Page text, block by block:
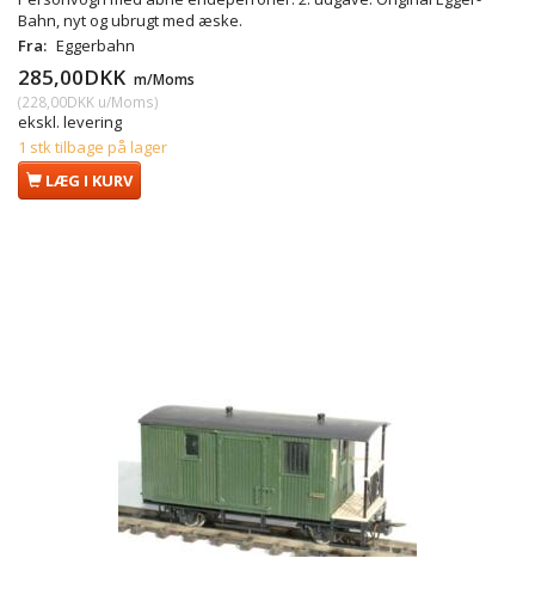
Bahn, nyt og ubrugt med æske.
Fra: Eggerbahn
285,00DKK m/Moms
(228,00DKK u/Moms)
ekskl. levering
1 stk tilbage på lager
LÆG I KURV